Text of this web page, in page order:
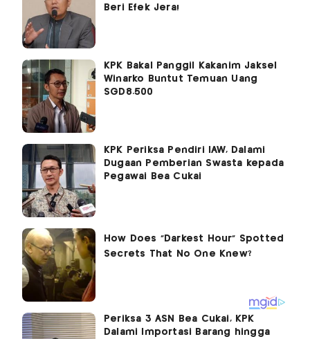
Beri Efek Jera!
KPK Bakal Panggil Kakanim Jaksel
Winarko Buntut Temuan Uang
SGD8.500
KPK Periksa Pendiri IAW, Dalami
Dugaan Pemberian Swasta kepada
Pegawai Bea Cukai
Periksa 3 ASN Bea Cukai, KPK
Dalami Importasi Barang hingga